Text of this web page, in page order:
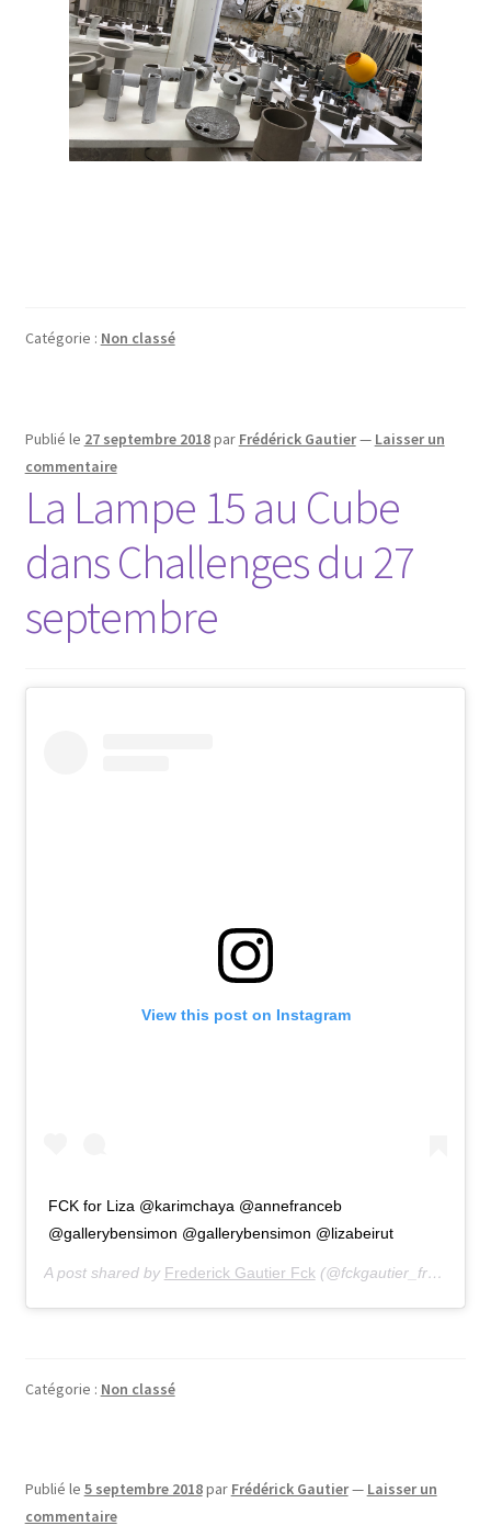
Catégorie : Non classé
Publié le 27 septembre 2018par Frédérick Gautier— Laisser un
commentaire
La Lampe 15 au Cube
dans Challenges du 27
septembre
View this post on Instagram
FCK for Liza @karimchaya @annefranceb
@gallerybensimon @gallerybensimon @lizabeirut
A post shared by Frederick Gautier Fck(@fckgautier_frederickgautier) on
Catégorie : Non classé
Publié le 5 septembre 2018par Frédérick Gautier— Laisser un
commentaire